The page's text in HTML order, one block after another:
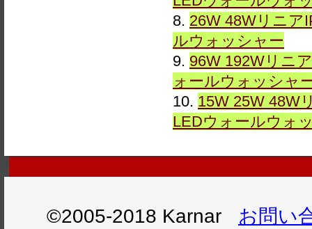
8. 26W 48Wリニア
ルウォッシャー
9. 96W 192Wリニ
ォールウォッシャ
10. 15W 25W 48W
LEDウォールウォ
©2005-2018 Karnar お問い